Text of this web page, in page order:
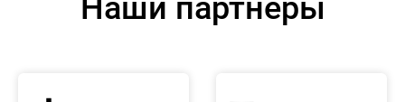
Наши партнёры